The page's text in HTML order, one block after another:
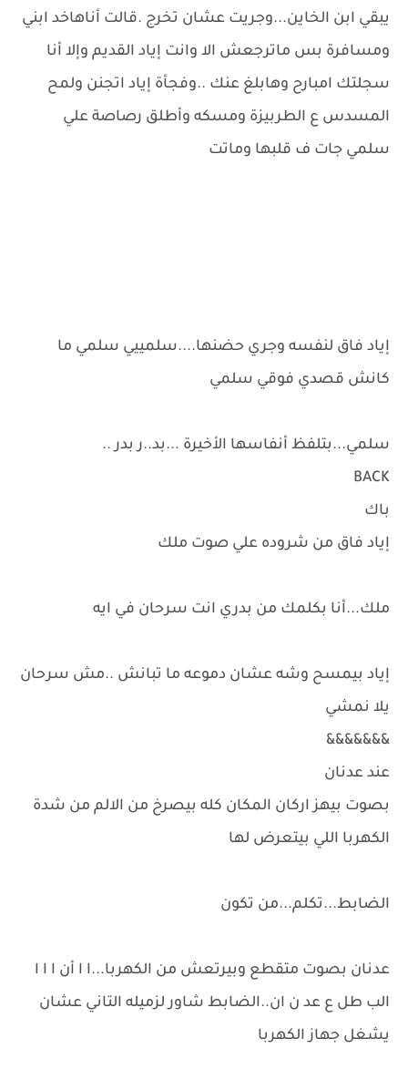
يبقي ابن الخاين...وجريت عشان تخرج .قالت أناهاخد ابني
ومسافرة بس ماترجعش الا وانت إياد القديم وإلا أنا
سجلتك امبارح وهابلغ عنك ..وفجأة إياد اتجنن ولمح
المسدس ع الطربيزة ومسكه وأطلق رصاصة علي
سلمي جات ف قلبها وماتت
إياد فاق لنفسه وجري حضنها....سلمييي سلمي ما
كانش قصدي فوقي سلمي
سلمي...بتلفظ أنفاسها الأخيرة ...بد..ر بدر ..
BACK
باك
إياد فاق من شروده علي صوت ملك
ملك...أنا بكلمك من بدري انت سرحان في ايه
إياد بيمسح وشه عشان دموعه ما تبانش ..مش سرحان
يلا نمشي
&&&&&&&
عند عدنان
بصوت بيهز اركان المكان كله بيصرخ من الالم من شدة
الكهربا اللي بيتعرض لها
الضابط...تكلم...من تكون
عدنان بصوت متقطع وبيرتعش من الكهربا...ا ا أن ا ا ا
الب طل ع عد ن ان..الضابط شاور لزميله التاني عشان
يشغل جهاز الكهربا